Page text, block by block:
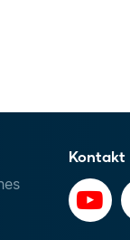
Kontakt